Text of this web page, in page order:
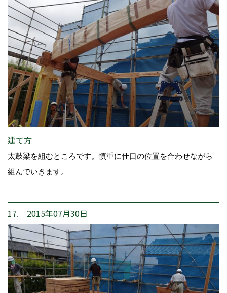
建て方
太鼓梁を組むところです。慎重に仕口の位置を合わせながら
組んでいきます。
17. 2015年07月30日